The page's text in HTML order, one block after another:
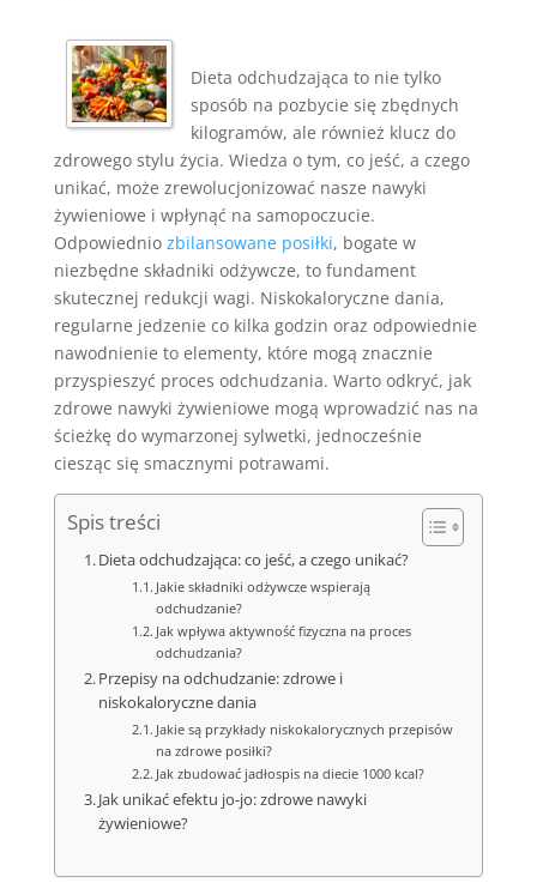
Dieta odchudzająca to nie tylko
sposób na pozbycie się zbędnych
kilogramów, ale również klucz do
zdrowego stylu życia. Wiedza o tym, co jeść, a czego
unikać, może zrewolucjonizować nasze nawyki
żywieniowe i wpłynąć na samopoczucie.
Odpowiednio zbilansowane posiłki, bogate w
niezbędne składniki odżywcze, to fundament
skutecznej redukcji wagi. Niskokaloryczne dania,
regularne jedzenie co kilka godzin oraz odpowiednie
nawodnienie to elementy, które mogą znacznie
przyspieszyć proces odchudzania. Warto odkryć, jak
zdrowe nawyki żywieniowe mogą wprowadzić nas na
ścieżkę do wymarzonej sylwetki, jednocześnie
ciesząc się smacznymi potrawami.
Spis treści
Dieta odchudzająca: co jeść, a czego unikać?
Jakie składniki odżywcze wspierają
odchudzanie?
Jak wpływa aktywność fizyczna na proces
odchudzania?
Przepisy na odchudzanie: zdrowe i
niskokaloryczne dania
Jakie są przykłady niskokalorycznych przepisów
na zdrowe posiłki?
Jak zbudować jadłospis na diecie 1000 kcal?
Jak unikać efektu jo-jo: zdrowe nawyki
żywieniowe?